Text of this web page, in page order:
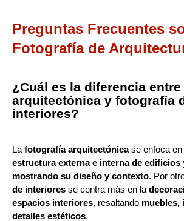
Preguntas Frecuentes
Fotografía de
¿Cuál es la diferencia
arquitectónica y fotografía
interiores?
La fotografía arquitectónicase enfoca en
estructura externa e interna de edificios
mostrando su diseño y contexto. Por
de interiores se centra más en la
espacios interiores, resaltando muebles,
detalles estéticos.